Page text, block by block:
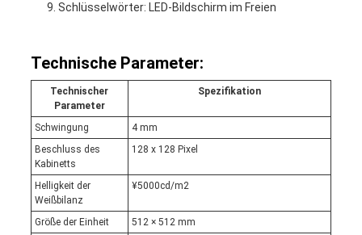
Schlüsselwörter: LED-Bildschirm im Freien
Technische Parameter:
Technischer
Parameter
Spezifikation
Schwingung
4 mm
Beschluss des
Kabinetts
128 x 128 Pixel
Helligkeit der
Weißbilanz
¥5000cd/m2
Größe der Einheit 512 × 512 mm